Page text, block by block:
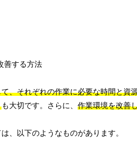
、それぞれの作業に必要な時間と資
も大切です。さらに、 作業環境を改善
、以下のようなものがあります。